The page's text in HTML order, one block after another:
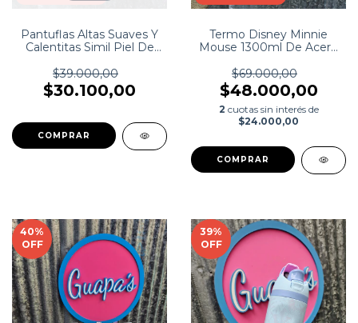
Pantuflas Altas Suaves Y
Calentitas Simil Piel De
$39.000,00
$30.100,00
COMPRAR
Termo Disney Minnie
Mouse 1300ml De Acero
$69.000,00
$48.000,00
2 cuotas sin interés de
$24.000,00
40%
OFF
39%
OFF